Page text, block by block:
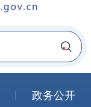
政务公开